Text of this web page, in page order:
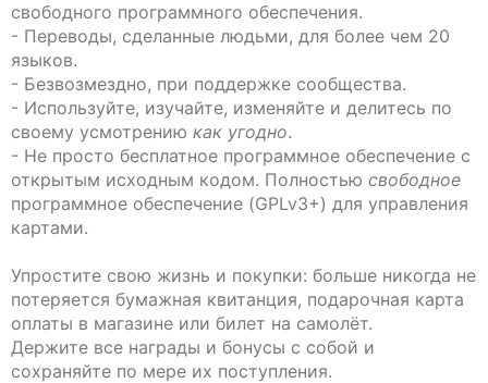
свободного программного обеспечения.
- Переводы, сделанные людьми, для более чем 20
языков.
- Безвозмездно, при поддержке сообщества.
- Используйте, изучайте, изменяйте и делитесь по
своему усмотрению как угодно.
- Не просто бесплатное программное обеспечение с
открытым исходным кодом. Полностью свободное
программное обеспечение (GPLv3+) для управления
картами.
Упростите свою жизнь и покупки: больше никогда не
потеряется бумажная квитанция, подарочная карта
оплаты в магазине или билет на самолёт.
Держите все награды и бонусы с собой и
сохраняйте по мере их поступления.